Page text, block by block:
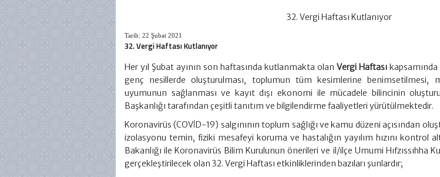
32. Vergi Haftası Kutlanıyor
Tarih: 22 Şubat 2021
32. Vergi Haftası Kutlanıyor
Her yıl Şubat ayının son haftasında kutlanmakta olan Vergi Haftası
genç nesillerde oluşturulması, toplumun tüm kesimlerine benimsetilmesi,
uyumunun sağlanması ve kayıt dışı ekonomi ile mücadele bilincinin
Başkanlığı tarafından çeşitli tanıtım ve bilgilendirme faaliyetleri yürütülmektedir.
Koronavirüs (COVİD-19) salgınının toplum sağlığı ve kamu düzeni açısından
izolasyonu temin, fiziki mesafeyi koruma ve hastalığın yayılım hızını kontrol
Bakanlığı ile Koronavirüs Bilim Kurulunun önerileri ve il/ilçe Umumi Hıfzıssıhha
gerçekleştirilecek olan 32. Vergi Haftası etkinliklerinden bazıları şunlardır;